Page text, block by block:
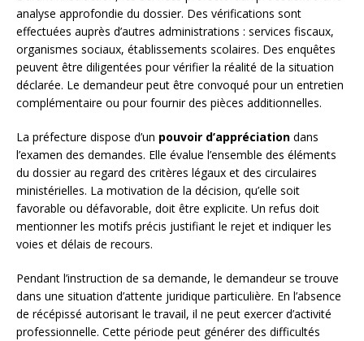
analyse approfondie du dossier. Des vérifications sont
effectuées auprès d’autres administrations : services fiscaux,
organismes sociaux, établissements scolaires. Des enquêtes
peuvent être diligentées pour vérifier la réalité de la situation
déclarée. Le demandeur peut être convoqué pour un entretien
complémentaire ou pour fournir des pièces additionnelles.
La préfecture dispose d’un pouvoir d’appréciation dans
l’examen des demandes. Elle évalue l’ensemble des éléments
du dossier au regard des critères légaux et des circulaires
ministérielles. La motivation de la décision, qu’elle soit
favorable ou défavorable, doit être explicite. Un refus doit
mentionner les motifs précis justifiant le rejet et indiquer les
voies et délais de recours.
Pendant l’instruction de sa demande, le demandeur se trouve
dans une situation d’attente juridique particulière. En l’absence
de récépissé autorisant le travail, il ne peut exercer d’activité
professionnelle. Cette période peut générer des difficultés